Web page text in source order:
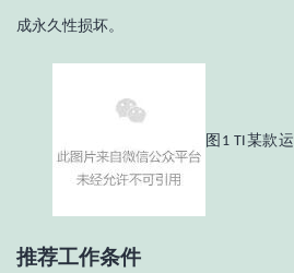
成永久性损坏。
图 1 TI某款
推荐工作条件